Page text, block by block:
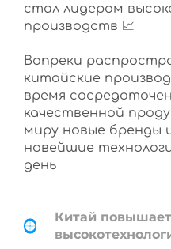
стал лидером
производств 📈
Вопреки
китайские
время
качественной
миру новые бренды
новейшие
день
Китай